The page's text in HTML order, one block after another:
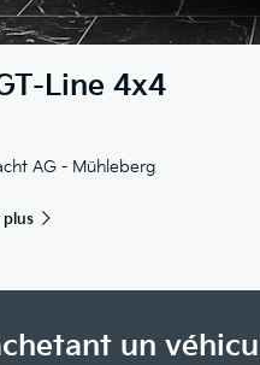
Line 4x4
AG - Mühleberg
plus
un